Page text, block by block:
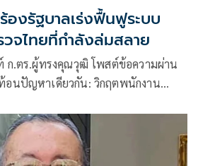
องรัฐบาลเร่งฟื้นฟูระบบ
จไทยที่กำลังล่มสลาย
ก.ตร.ผู้ทรงคุณวุฒิ โพสต์ข้อความผ่าน
อนปัญหาเดียวกัน: วิกฤตพนักงาน